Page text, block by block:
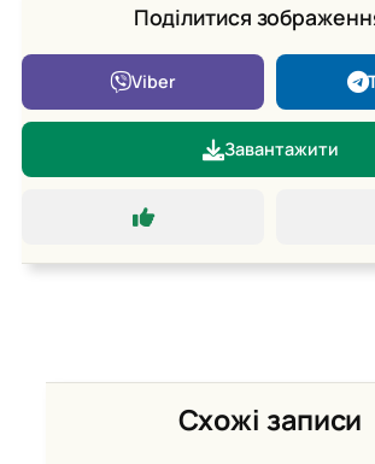
Поділитися
Viber
Завантажити
Схожі записи